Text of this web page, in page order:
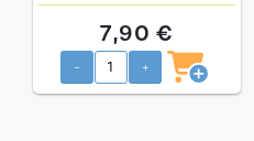
Protecção
7,90 €
- +